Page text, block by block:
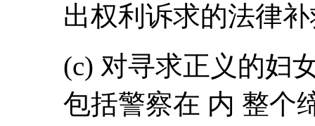
出权利诉求的法律
(c) 对寻求正义的妇
包括警察在 内 整个